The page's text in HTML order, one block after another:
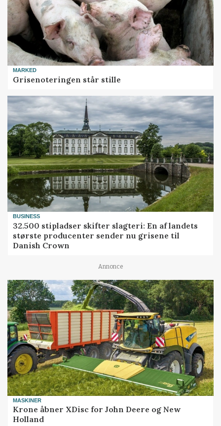
MARKED
Grisenoteringen står stille
BUSINESS
32.500 stipladser skifter slagteri: En af landets
største producenter sender nu grisene til
Danish Crown
Annonce
MASKINER
Krone åbner XDisc for John Deere og New
Holland